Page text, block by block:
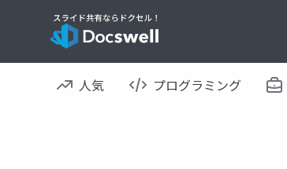
人気 プログラミング